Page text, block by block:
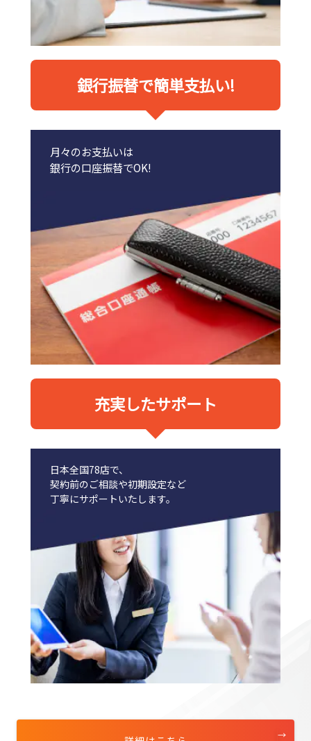
銀行振替で簡単支払い!
月々のお支払いは
銀行の口座振替でOK!
充実したサポート
日本全国78店で、
契約前のご相談や初期設定など
丁寧にサポートいたします。